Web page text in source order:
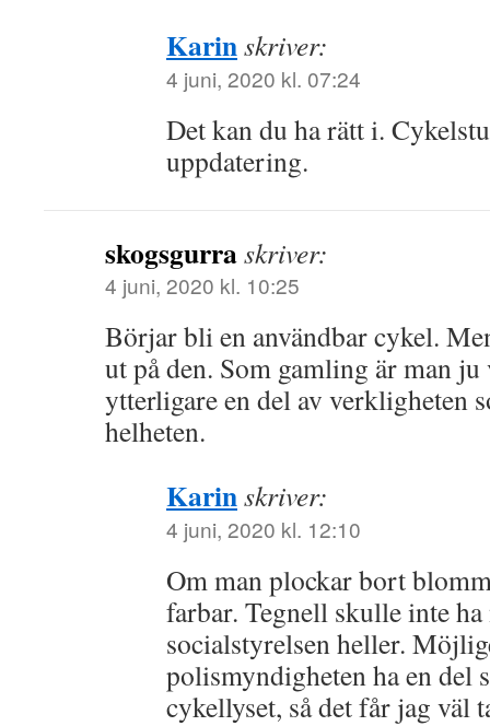
Karinskriver:
4 juni, 2020 kl. 07:24
Det kan du ha rätt i.
uppdatering.
skogsgurraskriver:
4 juni, 2020 kl. 10:25
Börjar bli en användbar cykel.
ut på den. Som gamling är man
ytterligare en del av verkligheten
helheten.
Karinskriver:
4 juni, 2020 kl. 12:10
Om man plockar bort
farbar. Tegnell skulle inte
socialstyrelsen heller.
polismyndigheten ha en del
cykellyset, så det får jag väl